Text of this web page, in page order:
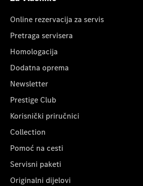
Online rezervacija za servis
Pretraga servisera
Homologacija
Dodatna oprema
Newsletter
Prestige Club
Korisnički priručnici
Collection
Pomoć na cesti
Servisni paketi
Originalni dijelovi